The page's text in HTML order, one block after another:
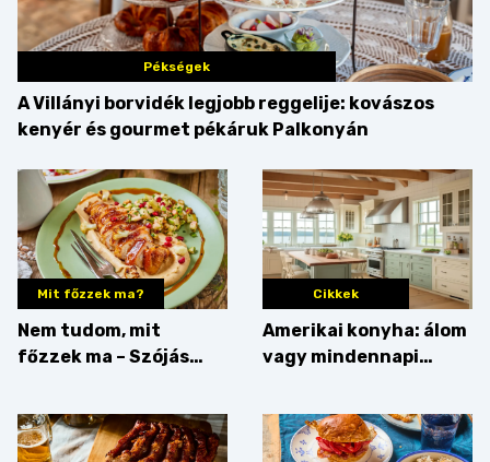
Pékségek
A Villányi borvidék legjobb reggelije: kovászos
kenyér és gourmet pékáruk Palkonyán
Mit főzzek ma?
Nem tudom, mit
főzzek ma – Szójás
Cikkek
Amerikai konyha: álom
vagy mindennapi
az érveket